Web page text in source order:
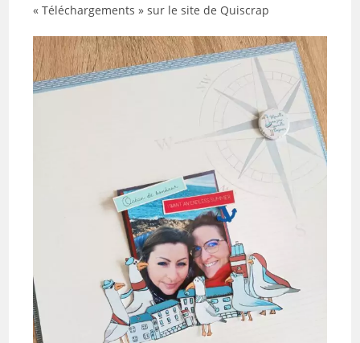
« Téléchargements » sur le site de Quiscrap